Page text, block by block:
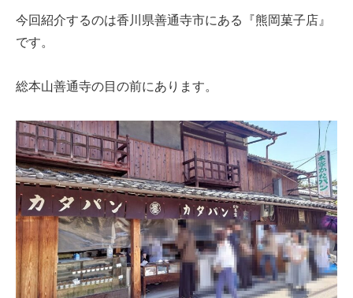
今回紹介するのは香川県善通寺市にある『熊岡菓子店』
です。
総本山善通寺の目の前にあります。